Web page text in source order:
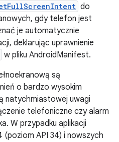
do
gdy telefon jest
je automatycznie
deklarując uprawnienie
w pliku AndroidManifest.
są
o bardzo wysokim
natychmiastowej uwagi
telefoniczne czy alarm
W przypadku aplikacji
(poziom API 34) i nowszych